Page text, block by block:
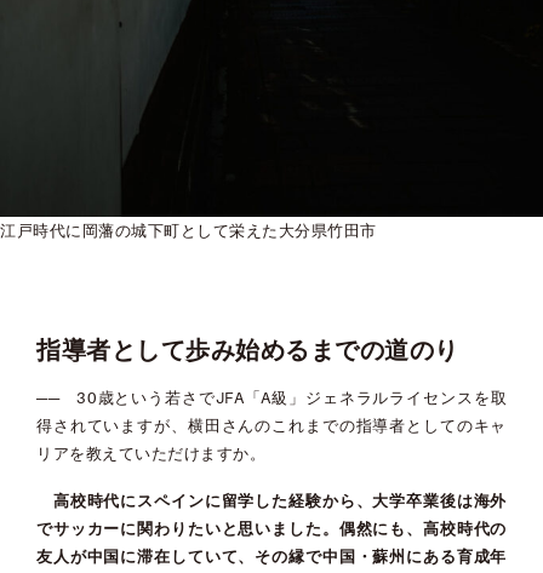
江戸時代に岡藩の城下町として栄えた大分県竹田市
指導者として歩み始めるまでの道のり
── 30歳という若さでJFA「A級」ジェネラルライセンスを取
得されていますが、横田さんのこれまでの指導者としてのキャ
リアを教えていただけますか。
高校時代にスペインに留学した経験から、大学卒業後は海外
でサッカーに関わりたいと思いました。偶然にも、高校時代の
友人が中国に滞在していて、その縁で中国・蘇州にある育成年